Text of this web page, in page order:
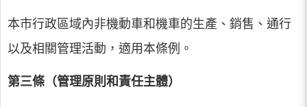
本市行政區域內非機動車和機車的生產、銷售、通行
以及相關管理活動，適用本條例。
第三條（管理原則和責任主體）